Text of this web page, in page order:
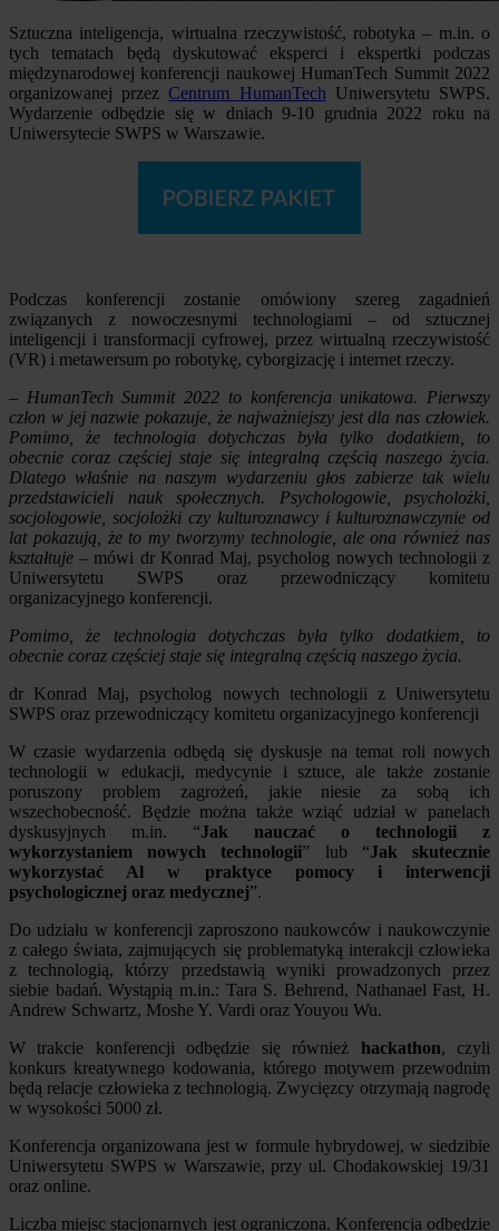
Sztuczna inteligencja, wirtualna rzeczywistość, robotyka – m.in. o
tych tematach będą dyskutować eksperci i ekspertki podczas
międzynarodowej konferencji naukowej HumanTech Summit 2022
organizowanej przez Centrum HumanTech Uniwersytetu SWPS.
Wydarzenie odbędzie się w dniach 9-10 grudnia 2022 roku na
Uniwersytecie SWPS w Warszawie.
Podczas konferencji zostanie omówiony szereg zagadnień
związanych z nowoczesnymi technologiami – od sztucznej
inteligencji i transformacji cyfrowej, przez wirtualną rzeczywistość
(VR) i metawersum po robotykę, cyborgizację i internet rzeczy.
– HumanTech Summit 2022 to konferencja unikatowa. Pierwszy
człon w jej nazwie pokazuje, że najważniejszy jest dla nas człowiek.
Pomimo, że technologia dotychczas była tylko dodatkiem, to
obecnie coraz częściej staje się integralną częścią naszego życia.
Dlatego właśnie na naszym wydarzeniu głos zabierze tak wielu
przedstawicieli nauk społecznych. Psychologowie, psycholożki,
socjologowie, socjolożki czy kulturoznawcy i kulturoznawczynie od
lat pokazują, że to my tworzymy technologie, ale ona również nas
kształtuje – mówi dr Konrad Maj, psycholog nowych technologii z
Uniwersytetu SWPS oraz przewodniczący komitetu
organizacyjnego konferencji.
Pomimo, że technologia dotychczas była tylko dodatkiem, to
obecnie coraz częściej staje się integralną częścią naszego życia.
dr Konrad Maj, psycholog nowych technologii z Uniwersytetu
SWPS oraz przewodniczący komitetu organizacyjnego konferencji
W czasie wydarzenia odbędą się dyskusje na temat roli nowych
technologii w edukacji, medycynie i sztuce, ale także zostanie
poruszony problem zagrożeń, jakie niesie za sobą ich
wszechobecność. Będzie można także wziąć udział w panelach
dyskusyjnych m.in. “Jak nauczać o technologii z
wykorzystaniem nowych technologii” lub “Jak skutecznie
wykorzystać Al w praktyce pomocy i interwencji
psychologicznej oraz medycznej”.
Do udziału w konferencji zaproszono naukowców i naukowczynie
z całego świata, zajmujących się problematyką interakcji człowieka
z technologią, którzy przedstawią wyniki prowadzonych przez
siebie badań. Wystąpią m.in.: Tara S. Behrend, Nathanael Fast, H.
Andrew Schwartz, Moshe Y. Vardi oraz Youyou Wu.
W trakcie konferencji odbędzie się również hackathon, czyli
konkurs kreatywnego kodowania, którego motywem przewodnim
będą relacje człowieka z technologią. Zwycięzcy otrzymają nagrodę
w wysokości 5000 zł.
Konferencja organizowana jest w formule hybrydowej, w siedzibie
Uniwersytetu SWPS w Warszawie, przy ul. Chodakowskiej 19/31
oraz online.
Liczba miejsc stacjonarnych jest ograniczona. Konferencja odbędzie